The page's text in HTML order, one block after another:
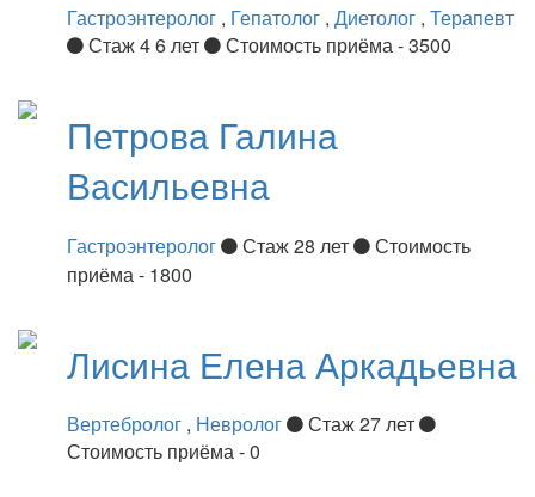
Гастроэнтеролог , Гепатолог , Диетолог , Терапевт
Стаж 4 6 лет
Стоимость приёма - 3500
Петрова Галина
Васильевна
Гастроэнтеролог Стаж 28 лет
Стоимость
приёма - 1800
Лисина Елена Аркадьевна
Вертебролог , Невролог
Стаж 27 лет
Стоимость приёма - 0